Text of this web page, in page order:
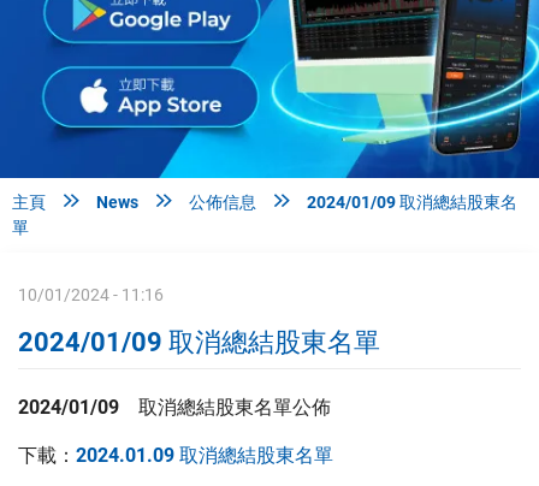
主頁  News  公佈信息 
2024/01/09 取消總結股東名
單
10/01/2024 - 11:16
2024/01/09 取消總結股東名單
2024/01/09 取消總結股東名單公佈
下載： 2024.01.09 取消總結股東名單